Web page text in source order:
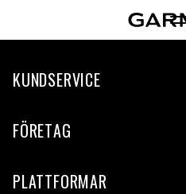
KUNDSERVICE
FÖRETAG
PLATTFORMAR